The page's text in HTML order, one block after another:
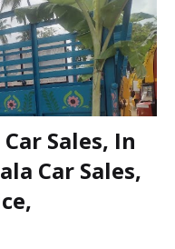
Sales, In
Car Sales,